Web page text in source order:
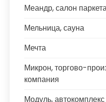
Меандр, салон
Мельница, сауна
Мечта
Микрон, торгово-
компания
Модуль, автокомплекс